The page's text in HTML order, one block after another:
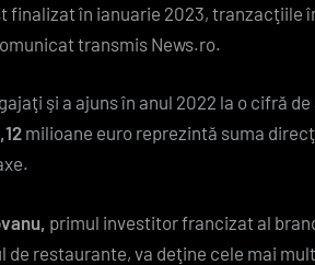
finalizat în ianuarie 2023, tranzacţiile
transmis News.ro.
şi a ajuns în anul 2022 la o cifră
milioane euro reprezintă suma
primul investitor francizat al
de restaurante, va deţine cele mai